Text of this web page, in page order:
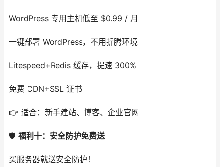
WordPress 专用主机低至 $0.99 / 月
一键部署 WordPress，不用折腾环境
Litespeed+Redis 缓存，提速 300%
免费 CDN+SSL 证书
👉 适合：新手建站、博客、企业官网
🛡️ 福利十：安全防护免费送
买服务器就送安全防护！